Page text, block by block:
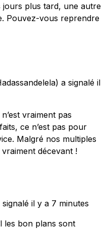
plus tard, une autre
Pouvez-vous reprendre
a signalé il
vraiment pas
ce n’est pas pour
Malgré nos multiples
vraiment décevant !
signalé il y a 7 minutes
les bon plans sont